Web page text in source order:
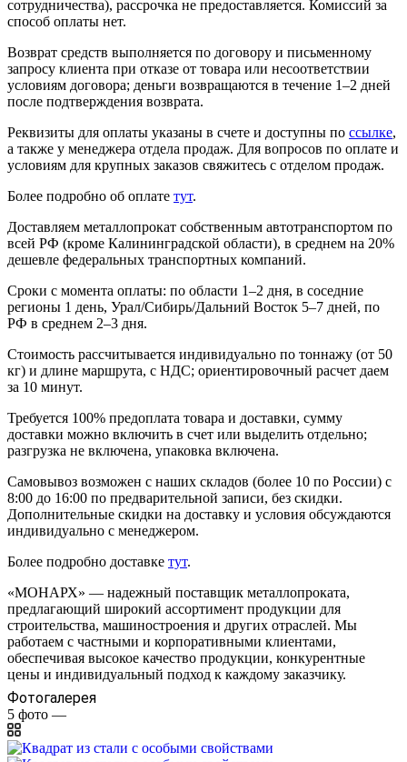
сотрудничества), рассрочка не предоставляется. Комиссий за
способ оплаты нет.
Возврат средств выполняется по договору и письменному
запросу клиента при отказе от товара или несоответствии
условиям договора; деньги возвращаются в течение 1–2 дней
после подтверждения возврата.
Реквизиты для оплаты указаны в счете и доступны по ссылке,
а также у менеджера отдела продаж. Для вопросов по оплате и
условиям для крупных заказов свяжитесь с отделом продаж.
Более подробно об оплате тут.
Доставляем металлопрокат собственным автотранспортом по
всей РФ (кроме Калининградской области), в среднем на 20%
дешевле федеральных транспортных компаний.
Сроки с момента оплаты: по области 1–2 дня, в соседние
регионы 1 день, Урал/Сибирь/Дальний Восток 5–7 дней, по
РФ в среднем 2–3 дня.
Стоимость рассчитывается индивидуально по тоннажу (от 50
кг) и длине маршрута, с НДС; ориентировочный расчет даем
за 10 минут.
Требуется 100% предоплата товара и доставки, сумму
доставки можно включить в счет или выделить отдельно;
разгрузка не включена, упаковка включена.
Самовывоз возможен с наших складов (более 10 по России) с
8:00 до 16:00 по предварительной записи, без скидки.
Дополнительные скидки на доставку и условия обсуждаются
индивидуально с менеджером.
Более подробно доставке тут.
«МОНАРХ» — надежный поставщик металлопроката,
предлагающий широкий ассортимент продукции для
строительства, машиностроения и других отраслей. Мы
работаем с частными и корпоративными клиентами,
обеспечивая высокое качество продукции, конкурентные
цены и индивидуальный подход к каждому заказчику.
Фотогалерея
5 фото —